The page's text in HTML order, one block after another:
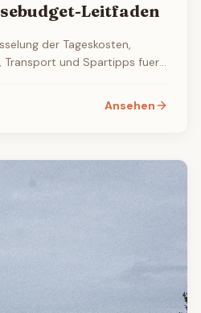
Leitfaden
der Tageskosten,
Transport und Spartipps fuer
Ansehen